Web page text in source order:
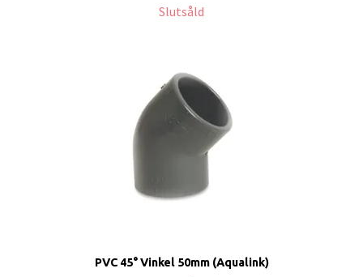
Slutsåld
PVC 45° Vinkel 50mm (Aqualink)